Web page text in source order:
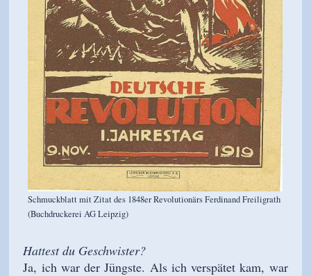
Schmuckblatt mit Zitat des 1848er Revolutionärs Ferdinand Freiligrath
(Buchdruckerei AG Leipzig)
Hattest du Geschwister?
Ja, ich war der Jüngste. Als ich verspätet kam, war